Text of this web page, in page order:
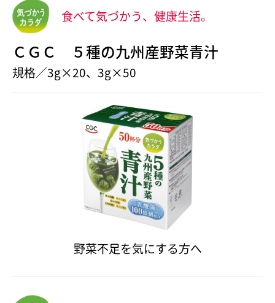
食べて気づかう、健康生活。
ＣＧＣ ５種の九州産野菜青汁
規格／3g×20、3g×50
野菜不足を気にする方へ